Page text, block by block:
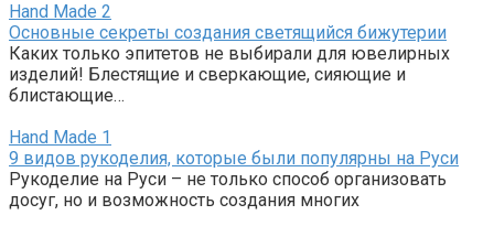
Hand Made 2
Основные секреты создания светящийся бижутерии
Каких только эпитетов не выбирали для ювелирных
изделий! Блестящие и сверкающие, сияющие и
блистающие…
Hand Made 1
9 видов рукоделия, которые были популярны на Руси
Рукоделие на Руси – не только способ организовать
досуг, но и возможность создания многих